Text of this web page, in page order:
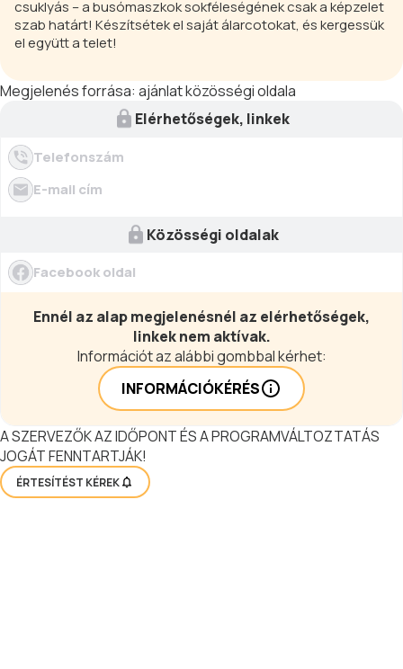
csuklyás – a busómaszkok sokféleségének csak a képzelet
szab határt! Készítsétek el saját álarcotokat, és kergessük
el együtt a telet!
Megjelenés forrása: ajánlat közösségi oldala
Elérhetőségek, linkek
Telefonszám
E-mail cím
Közösségi oldalak
Facebook oldal
Ennél az alap megjelenésnél az elérhetőségek,
linkek nem aktívak.
Információt az alábbi gombbal kérhet:
INFORMÁCIÓKÉRÉS
A SZERVEZŐK AZ IDŐPONT ÉS A PROGRAMVÁLTOZTATÁS
JOGÁT FENNTARTJÁK!
ÉRTESÍTÉST KÉREK